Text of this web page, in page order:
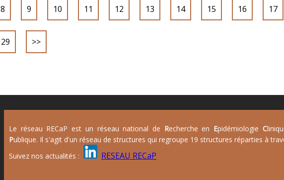
8 9 10 11 12 13 14 15 16 17
29 >>
Le réseau RECaP est un réseau national de Recherche en Epidémiologie C
Publique. Il s'agit d'un réseau de structures qui regroupe 19 structures réparties à
Suivez nos actualités :
RESEAU RECaP